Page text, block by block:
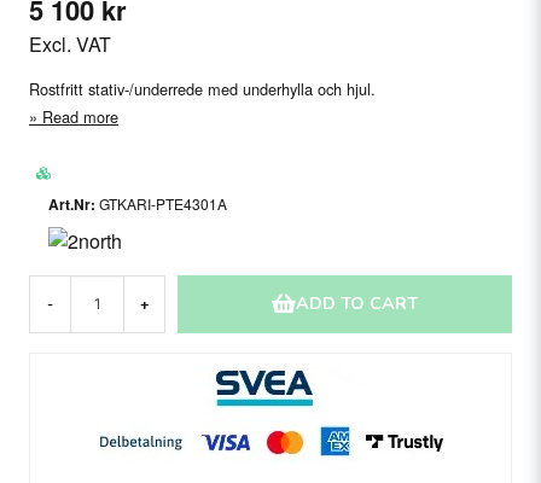
5 100 kr
Excl. VAT
Rostfritt stativ-/underrede med underhylla och hjul.
Read more
GTKARI-PTE4301A
- + ADD TO CART